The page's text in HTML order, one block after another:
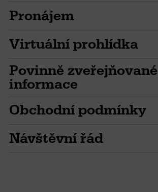
Pronájem
Virtuální prohlídka
Povinně zveřejňované
informace
Obchodní podmínky
Návštěvní řád